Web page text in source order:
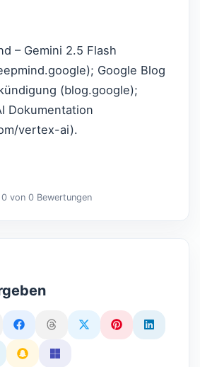
– Gemini 2.5 Flash
Google Blog
(blog.google);
Dokumentation
vertex-ai).
0 von0 Bewertungen